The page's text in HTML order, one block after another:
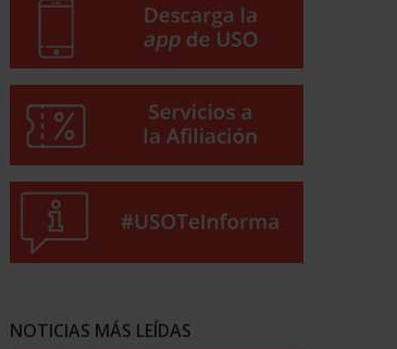
NOTICIAS MÁS LEÍDAS